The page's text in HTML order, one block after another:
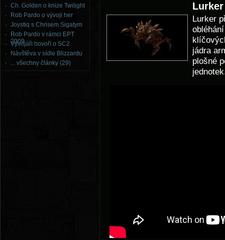
Ch. Golden o knize Twilight
Rob Pardo o vývoji her
Joystiq s Chrisem Sigatym
Rob Pardo v rámci EPT
2009
Vývojáři hovoří o SC2
Návštěva v sídle Blizzardu
... všechny články (29)
Lurker
Lurker
jádra
plošné